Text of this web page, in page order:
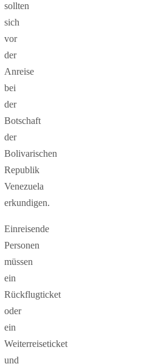
sollten
sich
vor
der
Anreise
bei
der
Botschaft
der
Bolivarischen
Republik
Venezuela
erkundigen.
Einreisende
Personen
müssen
ein
Rückflugticket
oder
ein
Weiterreiseticket
und